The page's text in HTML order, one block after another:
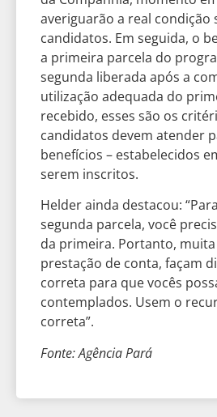
averiguarão a real condição
candidatos. Em seguida, o
a primeira parcela do
segunda liberada após a
utilização adequada do
recebido, esses são os
candidatos devem atender
benefícios – estabelecidos
serem inscritos.
Helder ainda destacou:
segunda parcela, você
da primeira. Portanto,
prestação de conta, façam
correta para que vocês
contemplados. Usem o
correta”.
Fonte: Agência Pará